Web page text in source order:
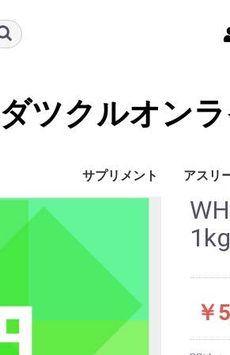
ツクルオン
サプリメント アスリ
1kg
￥